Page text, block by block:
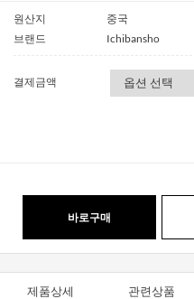
원산지
중국
브랜드
Ichibansho
결제금액
바로구매
제품상세 관련상품